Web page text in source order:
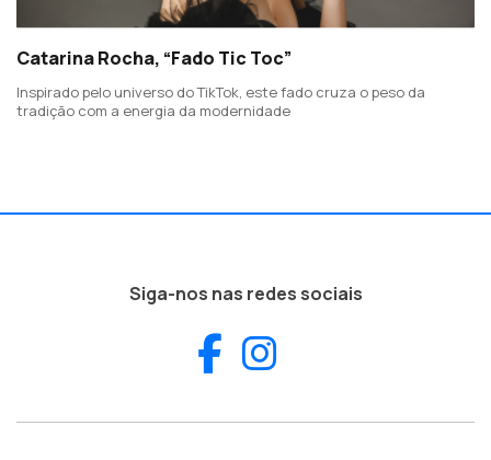
Catarina Rocha, “Fado Tic Toc”
Inspirado pelo universo do TikTok, este fado cruza o peso da
tradição com a energia da modernidade
Siga-nos nas redes sociais
Facebook